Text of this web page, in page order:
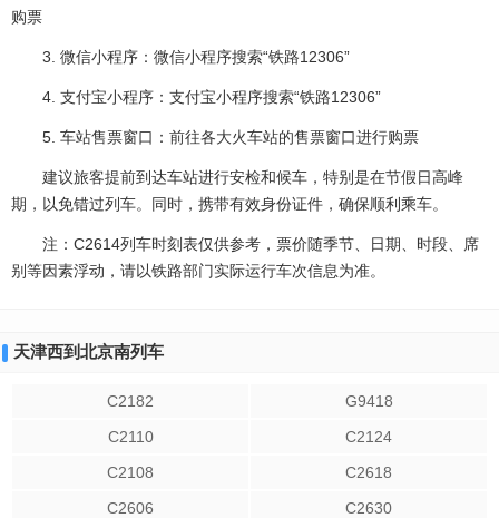
购票
3. 微信小程序：微信小程序搜索“铁路12306”
4. 支付宝小程序：支付宝小程序搜索“铁路12306”
5. 车站售票窗口：前往各大火车站的售票窗口进行购票
建议旅客提前到达车站进行安检和候车，特别是在节假日高峰
期，以免错过列车。同时，携带有效身份证件，确保顺利乘车。
注：C2614列车时刻表仅供参考，票价随季节、日期、时段、席
别等因素浮动，请以铁路部门实际运行车次信息为准。
天津西到北京南列车
C2182
G9418
C2110
C2124
C2108
C2618
C2606
C2630